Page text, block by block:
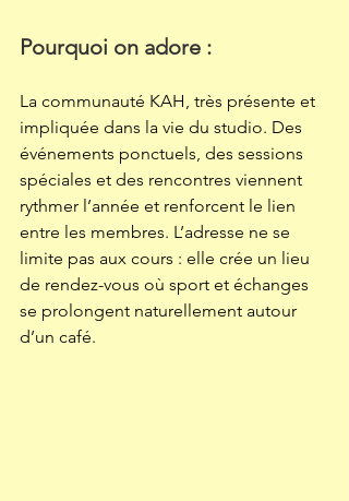
Pourquoi on adore :
La communauté KAH, très présente et
impliquée dans la vie du studio. Des
événements ponctuels, des sessions
spéciales et des rencontres viennent
rythmer l’année et renforcent le lien
entre les membres. L’adresse ne se
limite pas aux cours : elle crée un lieu
de rendez-vous où sport et échanges
se prolongent naturellement autour
d’un café.